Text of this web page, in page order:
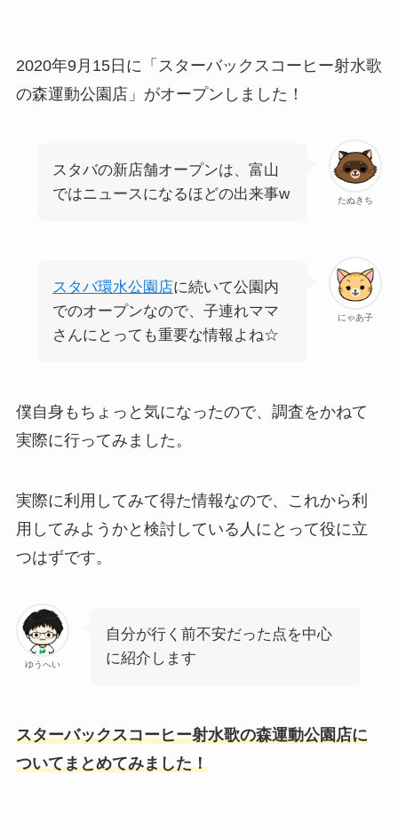
2020年9月15日に「スターバックスコーヒー射水歌
の森運動公園店」がオープンしました！
たぬきち
スタバの新店舗オープンは、富山
ではニュースになるほどの出来事w
にゃあ子
スタバ環水公園店に続いて公園内
でのオープンなので、子連れママ
さんにとっても重要な情報よね☆
僕自身もちょっと気になったので、調査をかねて
実際に行ってみました。
実際に利用してみて得た情報なので、これから利
用してみようかと検討している人にとって役に立
つはずです。
ゆうへい
自分が行く前不安だった点を中心
に紹介します
スターバックスコーヒー射水歌の森運動公園店に
ついてまとめてみました！